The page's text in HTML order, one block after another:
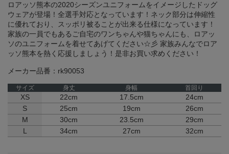
ロアッソ熊本の2020シーズンユニフォームをイメージしたドッグ
ウェアが登場！全選手対応となっています！ネック部分は伸縮性
に優れており、スッポリ被ることが出来る仕様になっています！
家族の一員でもあるご自宅のワンちゃんや猫ちゃんにも、ロアッ
ソのユニフォームを着せてあげてください☆彡 家族みんなでロア
ッソ熊本を熱く応援しましょう！是非お買い求めください！
メーカー品番：rk90053
サイズ 身丈 身幅 首回り
XS 22cm 17.5cm
24cm
S
25cm 19cm
26cm
M
30cm 23.5cm
29cm
L
34cm 27cm 32cm